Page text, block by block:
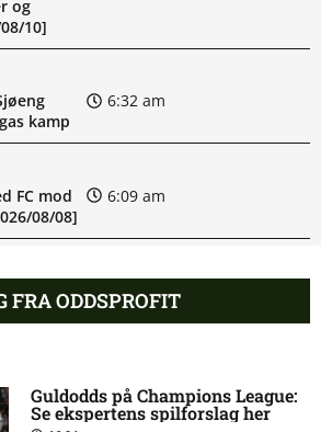
og
10]
kamp
6:32 am
FC mod
08/08]
6:09 am
6:07 am
med
8:33 pm
FRA ODDSPROFIT
Guldodds på Champions League:
Se ekspertens spilforslag her